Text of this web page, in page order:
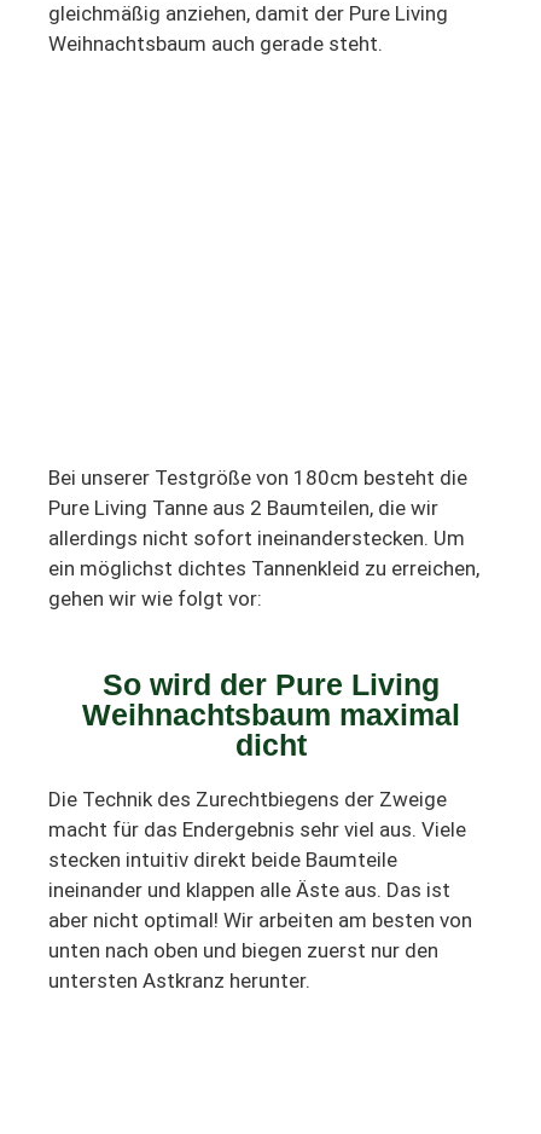
gleichmäßig anziehen, damit der Pure Living
Weihnachtsbaum auch gerade steht.
Bei unserer Testgröße von 180cm besteht die
Pure Living Tanne aus 2 Baumteilen, die wir
allerdings nicht sofort ineinanderstecken. Um
ein möglichst dichtes Tannenkleid zu erreichen,
gehen wir wie folgt vor:
So wird der Pure Living
Weihnachtsbaum maximal
dicht
Die Technik des Zurechtbiegens der Zweige
macht für das Endergebnis sehr viel aus. Viele
stecken intuitiv direkt beide Baumteile
ineinander und klappen alle Äste aus. Das ist
aber nicht optimal! Wir arbeiten am besten von
unten nach oben und biegen zuerst nur den
untersten Astkranz herunter.